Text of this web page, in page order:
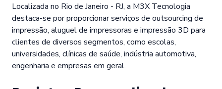
Localizada no Rio de Janeiro - RJ, a M3X Tecnologia
destaca-se por proporcionar serviços de outsourcing de
impressão, aluguel de impressoras e impressão 3D para
clientes de diversos segmentos, como escolas,
universidades, clínicas de saúde, indústria automotiva,
engenharia e empresas em geral.